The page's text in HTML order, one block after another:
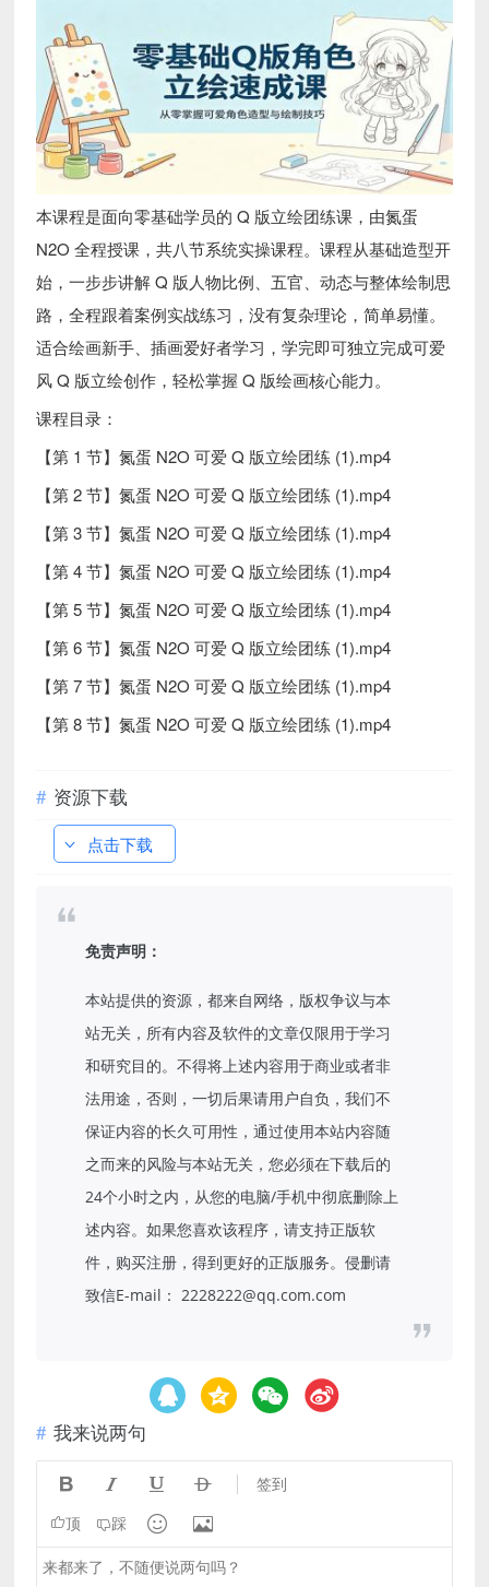
本课程是面向零基础学员的 Q 版立绘团练课，由氮蛋
N2O 全程授课，共八节系统实操课程。课程从基础造型开
始，一步步讲解 Q 版人物比例、五官、动态与整体绘制思
路，全程跟着案例实战练习，没有复杂理论，简单易懂。
适合绘画新手、插画爱好者学习，学完即可独立完成可爱
风 Q 版立绘创作，轻松掌握 Q 版绘画核心能力。
课程目录：
【第 1 节】氮蛋 N2O 可爱 Q 版立绘团练 (1).mp4
【第 2 节】氮蛋 N2O 可爱 Q 版立绘团练 (1).mp4
【第 3 节】氮蛋 N2O 可爱 Q 版立绘团练 (1).mp4
【第 4 节】氮蛋 N2O 可爱 Q 版立绘团练 (1).mp4
【第 5 节】氮蛋 N2O 可爱 Q 版立绘团练 (1).mp4
【第 6 节】氮蛋 N2O 可爱 Q 版立绘团练 (1).mp4
【第 7 节】氮蛋 N2O 可爱 Q 版立绘团练 (1).mp4
【第 8 节】氮蛋 N2O 可爱 Q 版立绘团练 (1).mp4
资源下载
点击下载
免责声明：
本站提供的资源，都来自网络，版权争议与本
站无关，所有内容及软件的文章仅限用于学习
和研究目的。不得将上述内容用于商业或者非
法用途，否则，一切后果请用户自负，我们不
保证内容的长久可用性，通过使用本站内容随
之而来的风险与本站无关，您必须在下载后的
24个小时之内，从您的电脑/手机中彻底删除上
述内容。如果您喜欢该程序，请支持正版软
件，购买注册，得到更好的正版服务。侵删请
致信E-mail： 2228222@qq.com.com
我来说两句
    签到
顶 踩  